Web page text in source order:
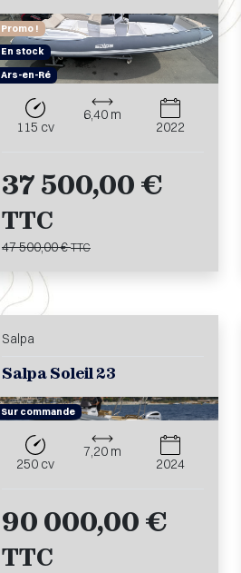
Promo !
En stock
Ars-en-Ré
115 cv
6,40 m
2022
37 500,00 €
TTC
47 500,00 €TTC
Salpa
Salpa Soleil 23
Sur commande
250 cv
7,20 m
2024
90 000,00 €
TTC